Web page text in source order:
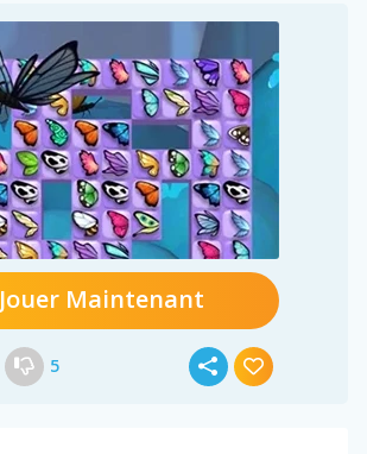
Jouer Maintenant
5